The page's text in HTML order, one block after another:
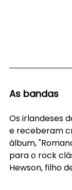
As bandas
Os irlandeses
e receberam
álbum,
para o rock
Hewson, filho